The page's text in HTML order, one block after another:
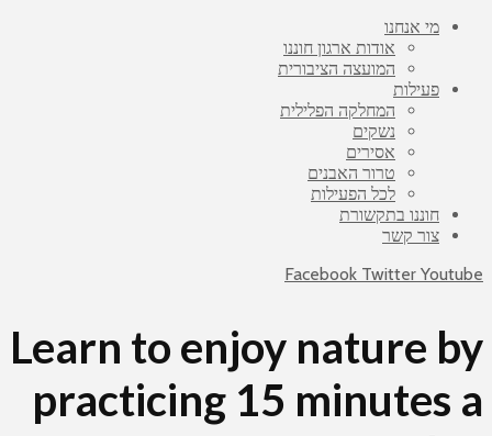
מי אנחנו
אודות ארגון חוננו
המועצה הציבורית
פעילות
המחלקה הפלילית
נשקים
אסירים
טרור האבנים
לכל הפעילות
חוננו בתקשורת
צור קשר
Facebook Twitter Youtube
Learn to enjoy nature by
practicing 15 minutes a